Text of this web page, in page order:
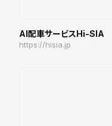
AI配車サービスHi-SIA
https://hisia.jp